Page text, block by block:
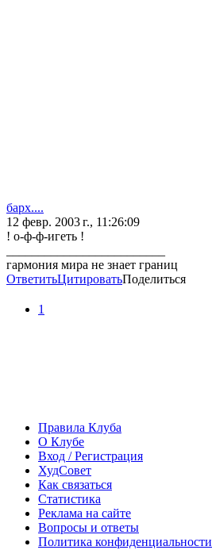
барх....
12 февр. 2003 г., 11:26:09
! о-ф-ф-игеть !
гармония мира не знает границ
ОтветитьЦитироватьПоделиться
1
Правила Клуба
О Клубе
Вход / Регистрация
ХудСовет
Как связаться
Статистика
Реклама на сайте
Вопросы и ответы
Политика конфиденциальности